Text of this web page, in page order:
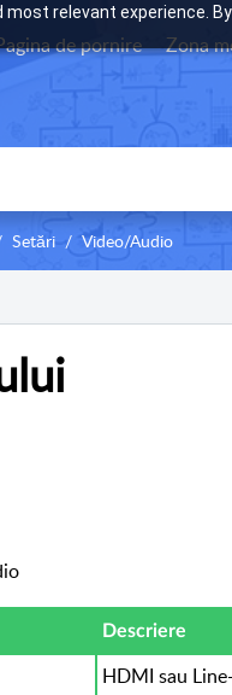
relevant experience.
de pornire Zona
Setări Video/Audio
Descriere
HDMI sau